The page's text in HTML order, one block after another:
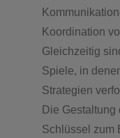
Koordination
Gleichzeitig
Spiele, in
Strategien
Die
Schlüssel zum